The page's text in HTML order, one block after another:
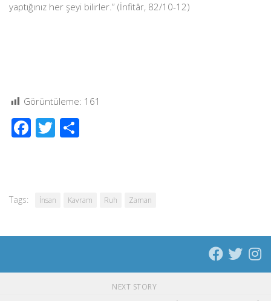
yaptığınız her şeyi bilirler.” (İnfitâr, 82/10-12)
Görüntüleme: 161
Facebook
Twitter
Tags: İnsan Kavram Ruh Zaman
NEXT STORY